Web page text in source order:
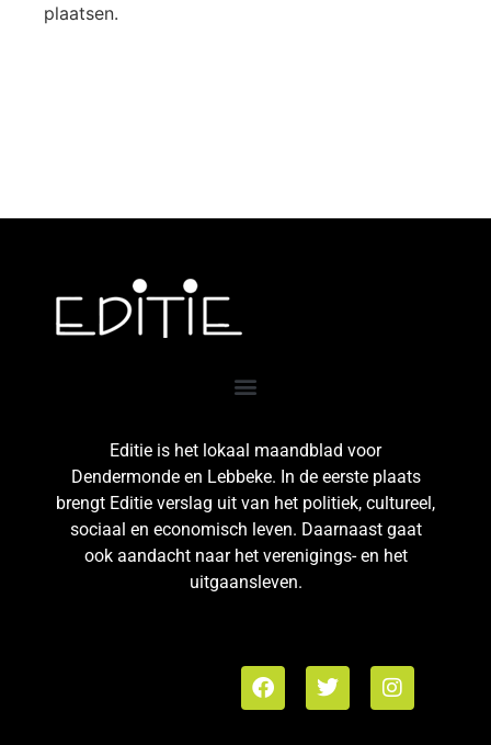
plaatsen.
Editie is het lokaal maandblad voor
Dendermonde en Lebbeke. In de eerste plaats
brengt Editie verslag uit van het politiek, cultureel,
sociaal en economisch leven. Daarnaast gaat
ook aandacht naar het verenigings- en het
uitgaansleven.